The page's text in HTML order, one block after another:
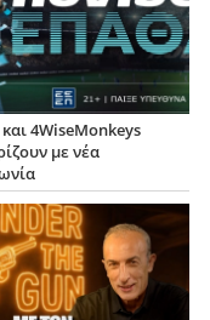
4WiseMonkeys
με νέα